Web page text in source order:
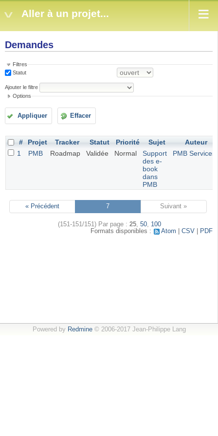
Aller à un projet...
Demandes
Filtres
Statut
Ajouter le filtre
Options
Appliquer Effacer
# Projet Tracker Statut Priorité Sujet
Auteur
1
PMB Roadmap Validée Normal
Support
des e-
book
dans
PMB
PMB Services
« Précédent 7 Suivant »
(151-151/151) Par page : 25, 50, 100
Formats disponibles :
Atom CSV PDF
Powered by Redmine© 2006-2017 Jean-Philippe Lang